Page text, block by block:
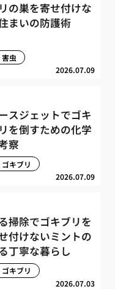
の巣を寄せ付けな
まいの防護術
2026.07.09
害虫
スジェットでゴキ
を倒すための化学
察
2026.07.09
ゴキブリ
掃除でゴキブリを
付けないミントの
丁寧な暮らし
2026.07.03
ゴキブリ